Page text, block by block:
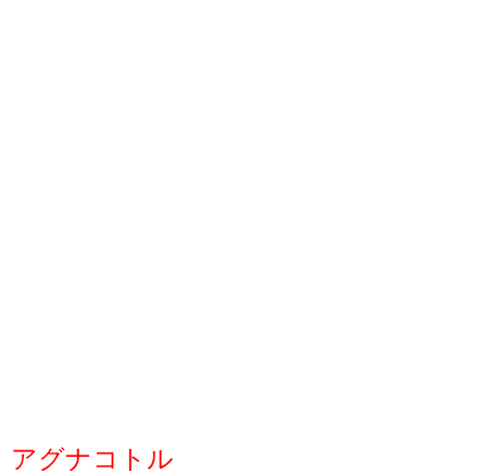
アグナコトル